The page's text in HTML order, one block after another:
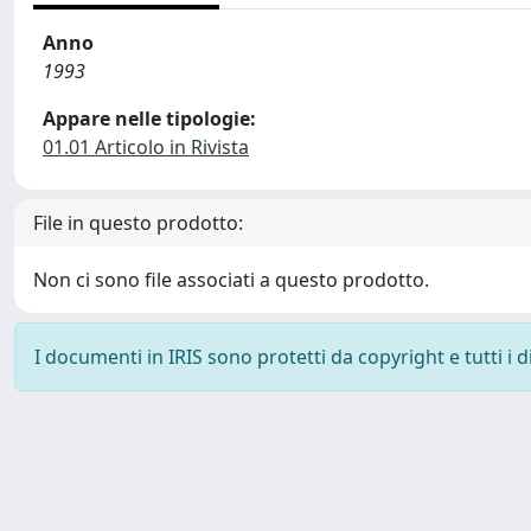
Anno
1993
Appare nelle tipologie:
01.01 Articolo in Rivista
File in questo prodotto:
Non ci sono file associati a questo prodotto.
I documenti in IRIS sono protetti da copyright e tutti i